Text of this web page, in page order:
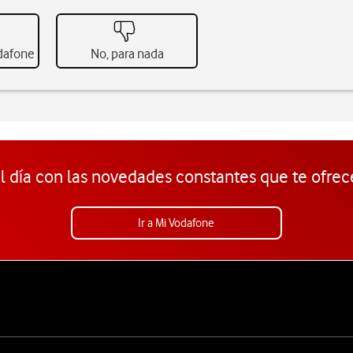
No, para nada
día con las novedades constantes que te
Ir a Mi Vodafone